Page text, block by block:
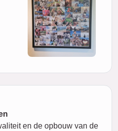
en de opbouw van de